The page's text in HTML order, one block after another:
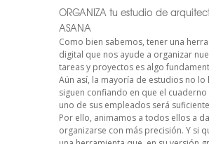
ORGANIZA tu estudio de
ASANA
Como bien sabemos, tener una
digital que nos ayude a organizar
tareas y proyectos es algo
Aún así, la mayoría de estudios no lo
siguen confiando en que el cuaderno
uno de sus empleados será
Por ello, animamos a todos ellos a
organizarse con más precisión. Y si